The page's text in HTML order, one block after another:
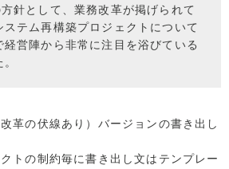
針として、業務改革が掲げられて
テム再構築プロジェクトについて
営陣から非常に注目を浴びている
革の伏線あり）バージョンの書き出し
トの制約毎に書き出し文はテンプレー